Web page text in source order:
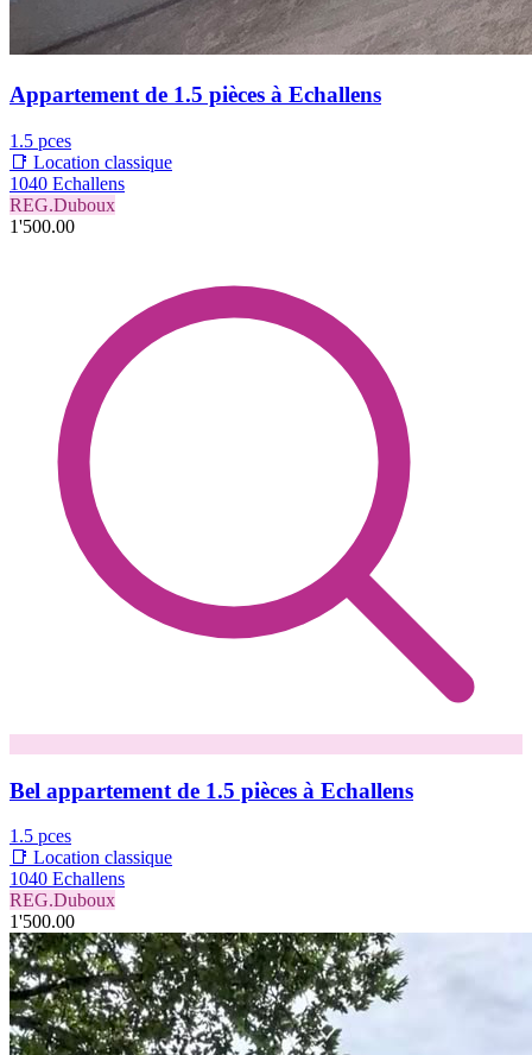
Appartement de 1.5 pièces à Echallens
1.5 pces
📑 Location classique
1040 Echallens
REG.Duboux
1'500.00
Bel appartement de 1.5 pièces à Echallens
1.5 pces
📑 Location classique
1040 Echallens
REG.Duboux
1'500.00